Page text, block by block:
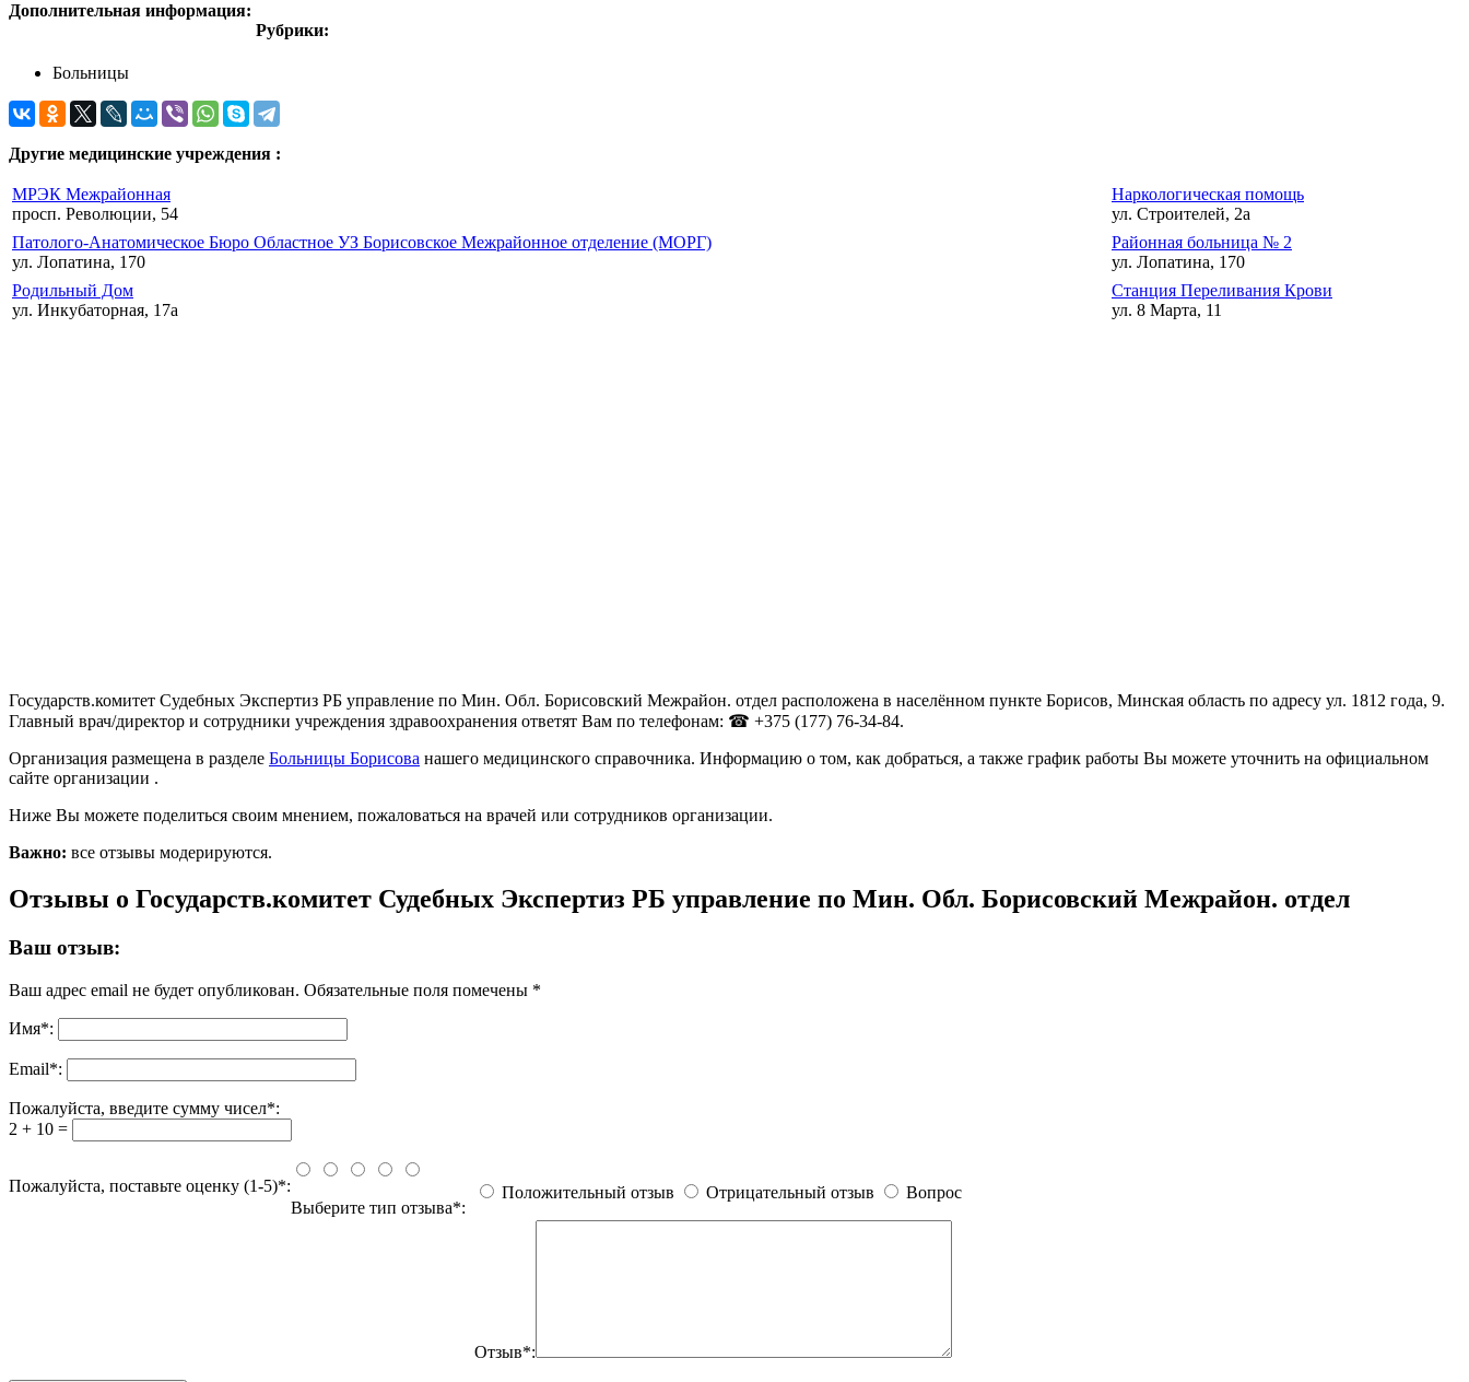
Дополнительная информация:
Рубрики:
Больницы
Другие медицинские учреждения :
МРЭК Межрайонная
просп. Революции, 54
Наркологическая помощь
ул. Строителей, 2а
Патолого-Анатомическое Бюро Областное УЗ Борисовское Межрайонное отделение (МОРГ)
ул. Лопатина, 170
Районная больница № 2
ул. Лопатина, 170
Родильный Дом
ул. Инкубаторная, 17а
Станция Переливания Крови
ул. 8 Марта, 11
Государств.комитет Судебных Экспертиз РБ управление по Мин. Обл. Борисовский Межрайон. отдел расположена в населённом пункте Борисов, Минская область по адресу ул. 1812 года, 9.
Главный врач/директор и сотрудники учреждения здравоохранения ответят Вам по телефонам: ☎ +375 (177) 76-34-84.
Организация размещена в разделе Больницы Борисова нашего медицинского справочника. Информацию о том, как добраться, а также график работы Вы можете уточнить на официальном
сайте организации .
Ниже Вы можете поделиться своим мнением, пожаловаться на врачей или сотрудников организации.
Важно: все отзывы модерируются.
Отзывы о Государств.комитет Судебных Экспертиз РБ управление по Мин. Обл. Борисовский Межрайон. отдел
Ваш отзыв:
Ваш адрес email не будет опубликован. Обязательные поля помечены *
Имя*:
Email*:
Пожалуйста, введите сумму чисел*:
2 + 10 =
Пожалуйста, поставьте оценку (1-5)*:
Выберите тип отзыва*:
Положительный отзыв Отрицательный отзыв Вопрос
Отзыв*: